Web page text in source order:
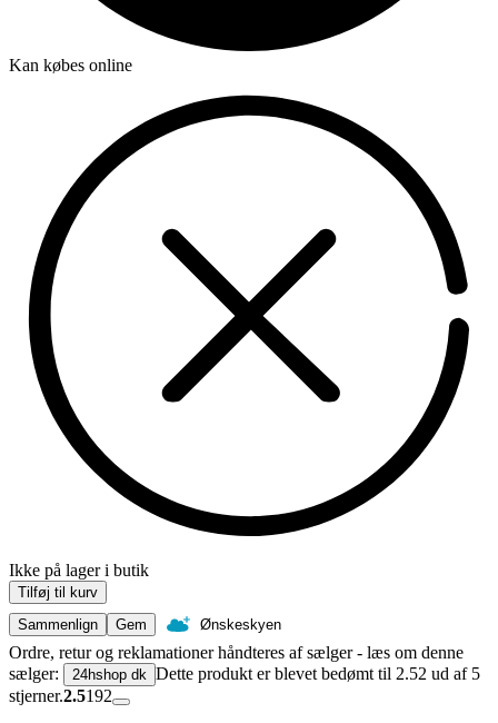
Kan købes online
Ikke på lager i butik
Tilføj til kurv
Sammenlign
Gem Ønskeskyen
Ordre, retur og reklamationer håndteres af sælger - læs om denne
sælger:
24hshop dk Dette produkt er blevet bedømt til 2.52 ud af 5
stjerner.2.5192